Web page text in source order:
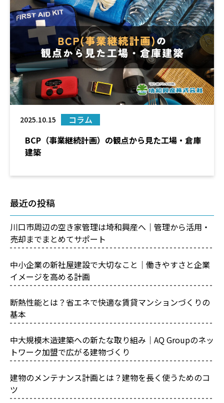
2025.10.15
コラム
BCP（事業継続計画）の観点から見た工場・倉庫
建築
最近の投稿
川口市周辺の空き家管理は埼和興産へ｜管理から活用・
売却までまとめてサポート
中小企業の新社屋建設で大切なこと｜働きやすさと企業
イメージを高める計画
断熱性能とは？省エネで快適な賃貸マンションづくりの
基本
中大規模木造建築への新たな取り組み｜AQ Groupのネッ
トワーク加盟で広がる建物づくり
建物のメンテナンス計画とは？建物を長く使うためのコ
ツ